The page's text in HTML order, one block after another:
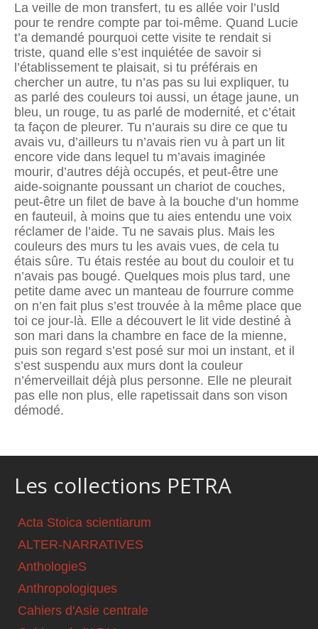
La veille de mon transfert, tu es allée voir l’usld
pour te rendre compte par toi-même. Quand Lucie
t’a demandé pourquoi cette visite te rendait si
triste, quand elle s’est inquiétée de savoir si
l’établissement te plaisait, si tu préférais en
chercher un autre, tu n’as pas su lui expliquer, tu
as parlé des couleurs toi aussi, un étage jaune, un
bleu, un rouge, tu as parlé de modernité, et c’était
ta façon de pleurer. Tu n’aurais su dire ce que tu
avais vu, d’ailleurs tu n’avais rien vu à part un lit
encore vide dans lequel tu m’avais imaginée
mourir, d’autres déjà occupés, et peut-être une
aide-soignante poussant un chariot de couches,
peut-être un filet de bave à la bouche d’un homme
en fauteuil, à moins que tu aies entendu une voix
réclamer de l’aide. Tu ne savais plus. Mais les
couleurs des murs tu les avais vues, de cela tu
étais sûre. Tu étais restée au bout du couloir et tu
n’avais pas bougé. Quelques mois plus tard, une
petite dame avec un manteau de fourrure comme
on n’en fait plus s’est trouvée à la même place que
toi ce jour-là. Elle a découvert le lit vide destiné à
son mari dans la chambre en face de la mienne,
puis son regard s’est posé sur moi un instant, et il
s’est suspendu aux murs dont la couleur
n’émerveillait déjà plus personne. Elle ne pleurait
pas elle non plus, elle rapetissait dans son vison
démodé.
Les collections PETRA
Acta Stoica scientiarum
ALTER-NARRATIVES
AnthologieS
Anthropologiques
Cahiers d'Asie centrale